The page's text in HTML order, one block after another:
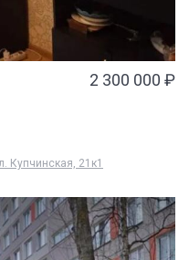
2 300 000 ₽
Купчинская, 21к1